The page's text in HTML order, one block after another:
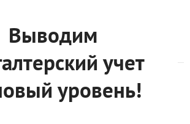
Выводим
учет
уровень!